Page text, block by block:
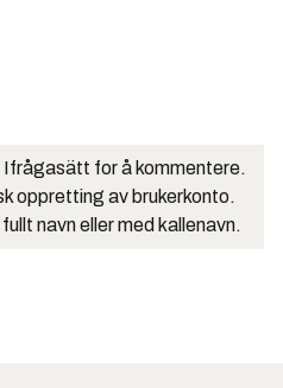
for å kommentere.
oppretting av brukerkonto.
navn eller med kallenavn.